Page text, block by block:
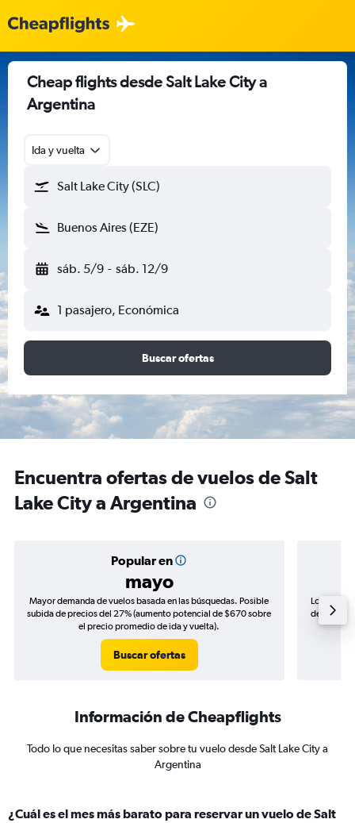
Cheap flights desde Salt Lake City a
Argentina
Ida y vuelta
Salt Lake City (SLC)
Buenos Aires (EZE)
sáb. 5/9 - sáb. 12/9
1 pasajero, Económica
Buscar ofertas
Encuentra ofertas de vuelos de Salt
Lake City a Argentina
Popular en
mayo
Mayor demanda de vuelos basada en las búsquedas. Posible
subida de precios del 27% (aumento potencial de $670 sobre
el precio promedio de ida y vuelta).
Buscar ofertas
Los
de precios
Información de Cheapflights
Todo lo que necesitas saber sobre tu vuelo desde Salt Lake City a
Argentina
¿Cuál es el mes más barato para reservar un vuelo de Salt